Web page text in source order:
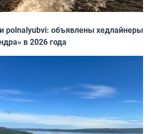
polnalyubvi: объявлены хедлайнеры
в 2026 года